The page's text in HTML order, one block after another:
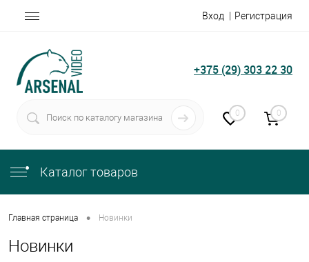
Вход Регистрация
+375 (29) 303 22 30
0 0
Каталог товаров
Главная страница • Новинки
Новинки